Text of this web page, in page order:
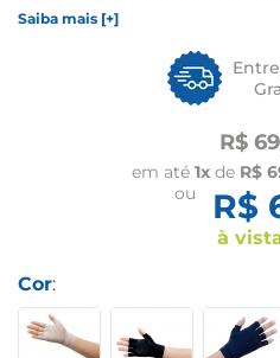
Saiba mais [+]
R$
em até 1xde R$
ou
R$
à
Cor: